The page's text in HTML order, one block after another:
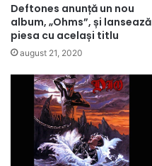
Deftones anunță un nou
album, „Ohms”, și lansează
piesa cu același titlu
august 21, 2020